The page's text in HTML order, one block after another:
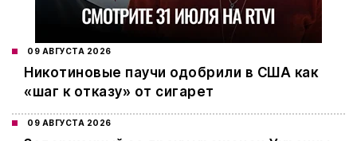
09 АВГУСТА 2026
Никотиновые паучи одобрили в США как
«шаг к отказу» от сигарет
09 АВГУСТА 2026